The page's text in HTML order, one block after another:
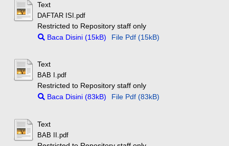
Text
DAFTAR ISI.pdf
Restricted to Repository staff only
Baca Disini (15kB)
File Pdf (15kB)
Text
BAB I.pdf
Restricted to Repository staff only
Baca Disini (83kB)
File Pdf (83kB)
Text
BAB II.pdf